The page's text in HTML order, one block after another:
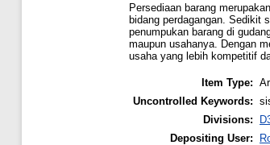
Persediaan barang
bidang perdagangan. Sedikit
penumpukan barang di
maupun usahanya. Dengan
usaha yang lebih kompetitif
Item Type:
Uncontrolled Keywords:
Divisions:
Depositing User: